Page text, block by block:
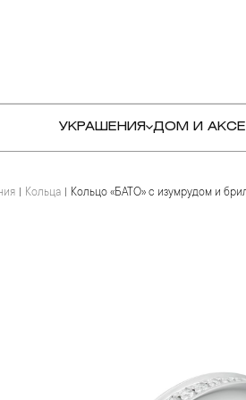
УКРАШЕНИЯ ДОМ И
Кольца Кольцо «БАТО» с изумрудом и